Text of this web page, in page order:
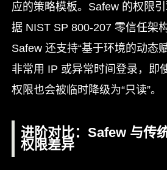
应的策略模板。Safew 的权限
据 NIST SP 800-207 零信任架
Safew 还支持“基于环境的动
非常用 IP 或异常时间登录，即
权限也会被临时降级为“只读”。
进阶对比：Safew 与传
权限差异